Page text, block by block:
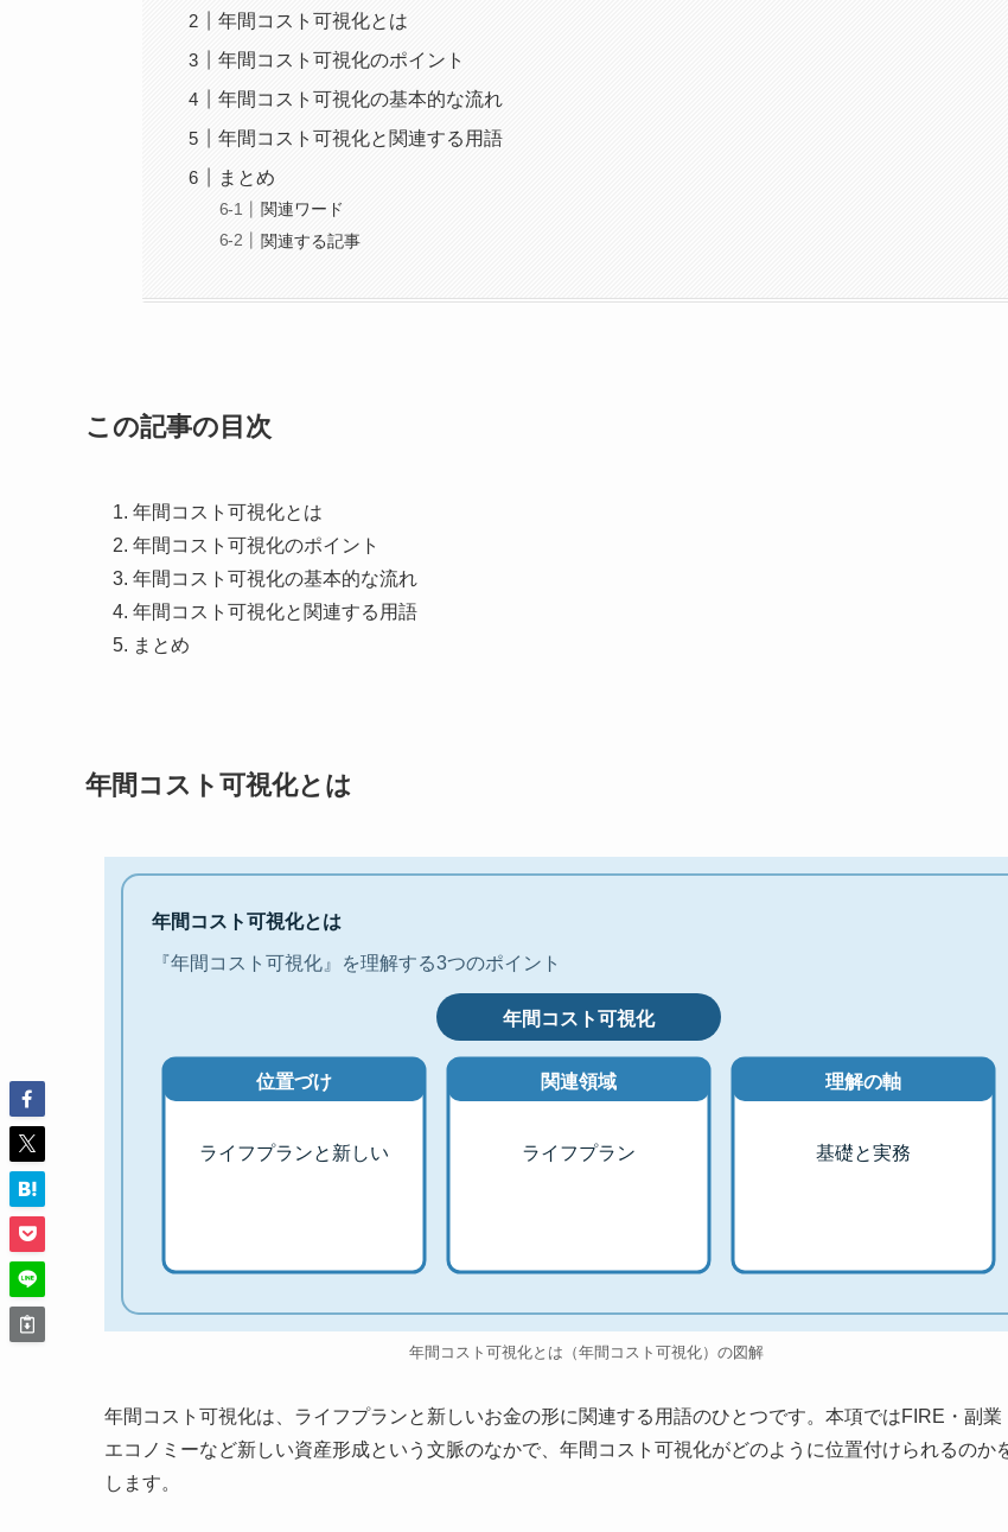
年間コスト可視化とは
年間コスト可視化のポイント
年間コスト可視化の基本的な流れ
年間コスト可視化と関連する用語
まとめ
関連ワード
関連する記事
この記事の目次
年間コスト可視化とは
年間コスト可視化のポイント
年間コスト可視化の基本的な流れ
年間コスト可視化と関連する用語
まとめ
年間コスト可視化とは
年間コスト可視化とは
『年間コスト可視化』を理解する3つのポイント
年間コスト可視化
位置づけ
ライフプランと新しい
関連領域
ライフプラン
理解の軸
基礎と実務
年間コスト可視化とは（年間コスト可視化）の図解
年間コスト可視化は、ライフプランと新しいお金の形に関連する用語のひとつです。本項ではFIRE・副業
エコノミーなど新しい資産形成という文脈のなかで、年間コスト可視化がどのように位置付けられるのか
します。